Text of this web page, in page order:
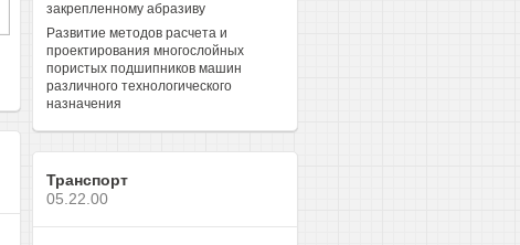
закрепленному абразиву
Развитие методов расчета и
проектирования многослойных
пористых подшипников машин
различного технологического
назначения
Транспорт
05.22.00